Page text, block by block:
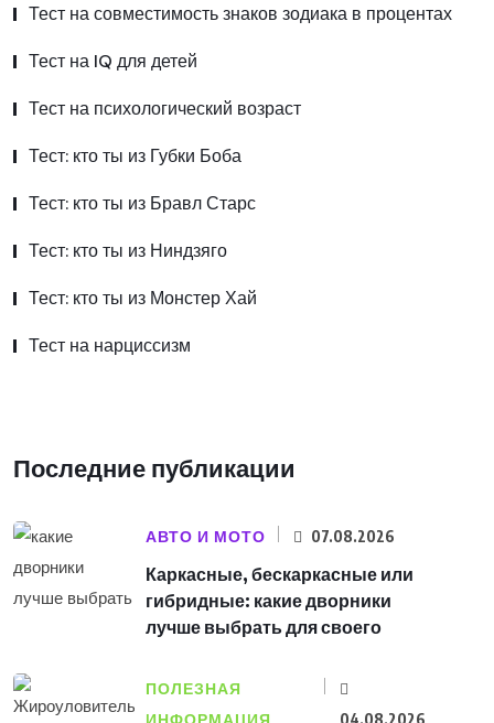
Тест на совместимость знаков зодиака в процентах
Тест на IQ для детей
Тест на психологический возраст
Тест: кто ты из Губки Боба
Тест: кто ты из Бравл Старс
Тест: кто ты из Ниндзяго
Тест: кто ты из Монстер Хай
Тест на нарциссизм
Последние публикации
АВТО И МОТО 07.08.2026
Каркасные, бескаркасные или
гибридные: какие дворники
лучше выбрать для своего
ПОЛЕЗНАЯ
04.08.2026